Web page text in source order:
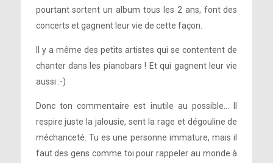
pourtant sortent un album tous les 2 ans, font des
concerts et gagnent leur vie de cette façon.
Il y a même des petits artistes qui se contentent de
chanter dans les pianobars ! Et qui gagnent leur vie
aussi :-)
Donc ton commentaire est inutile au possible… Il
respire juste la jalousie, sent la rage et dégouline de
méchanceté. Tu es une personne immature, mais il
faut des gens comme toi pour rappeler au monde à